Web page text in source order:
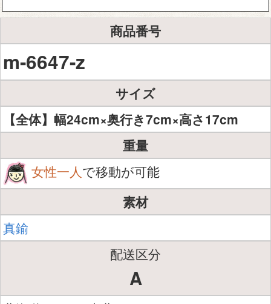
商品番号
m-6647-z
サイズ
【全体】幅24cm×奥行き7cm×高さ17cm
重量
女性一人で移動が可能
素材
真鍮
配送区分
A